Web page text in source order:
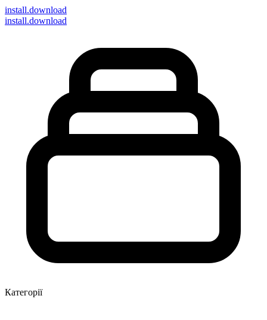
install.download
install.download
Категорії